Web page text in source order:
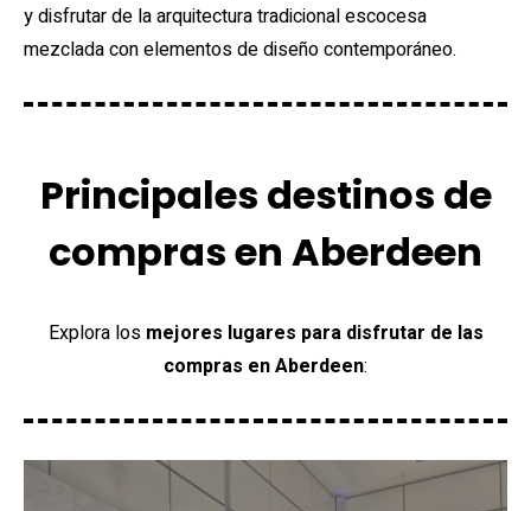
y disfrutar de la arquitectura tradicional escocesa
mezclada con elementos de diseño contemporáneo.
Principales destinos de
compras en Aberdeen
Explora los mejores lugares para disfrutar de las
compras en Aberdeen: